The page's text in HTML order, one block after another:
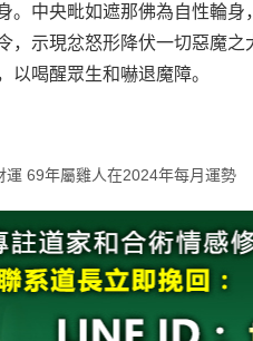
。中央毗如遮那佛為自性輪
，示現忿怒形降伏一切惡魔
以喝醒眾生和嚇退魔障。
69年屬雞人在2024年每月運勢